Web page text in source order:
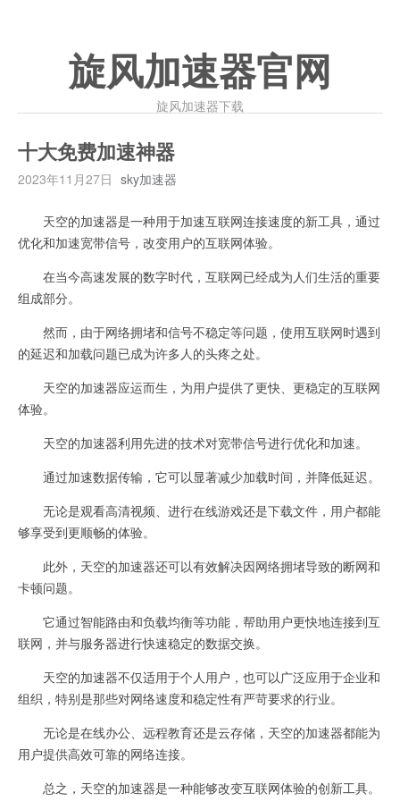
旋风加速器官网
旋风加速器下载
十大免费加速神器
2023年11月27日 sky加速器
天空的加速器是一种用于加速互联网连接速度的新工具，通过
优化和加速宽带信号，改变用户的互联网体验。
在当今高速发展的数字时代，互联网已经成为人们生活的重要
组成部分。
然而，由于网络拥堵和信号不稳定等问题，使用互联网时遇到
的延迟和加载问题已成为许多人的头疼之处。
天空的加速器应运而生，为用户提供了更快、更稳定的互联网
体验。
天空的加速器利用先进的技术对宽带信号进行优化和加速。
通过加速数据传输，它可以显著减少加载时间，并降低延迟。
无论是观看高清视频、进行在线游戏还是下载文件，用户都能
够享受到更顺畅的体验。
此外，天空的加速器还可以有效解决因网络拥堵导致的断网和
卡顿问题。
它通过智能路由和负载均衡等功能，帮助用户更快地连接到互
联网，并与服务器进行快速稳定的数据交换。
天空的加速器不仅适用于个人用户，也可以广泛应用于企业和
组织，特别是那些对网络速度和稳定性有严苛要求的行业。
无论是在线办公、远程教育还是云存储，天空的加速器都能为
用户提供高效可靠的网络连接。
总之，天空的加速器是一种能够改变互联网体验的创新工具。